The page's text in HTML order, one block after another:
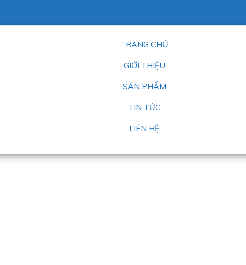
TRANG CHỦ
GIỚI THIỆU
SẢN PHẨM
TIN TỨC
LIÊN HỆ